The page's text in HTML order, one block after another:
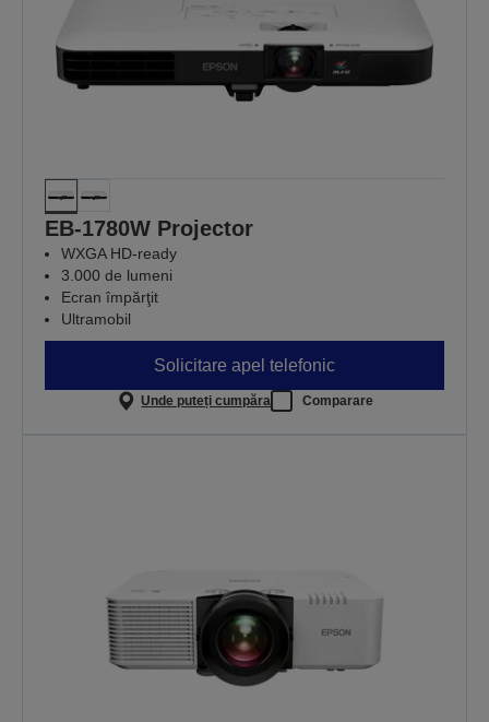
EB-1780W Projector
WXGA HD-ready
3.000 de lumeni
Ecran împărţit
Ultramobil
Solicitare apel telefonic
Unde puteți cumpăra Comparare